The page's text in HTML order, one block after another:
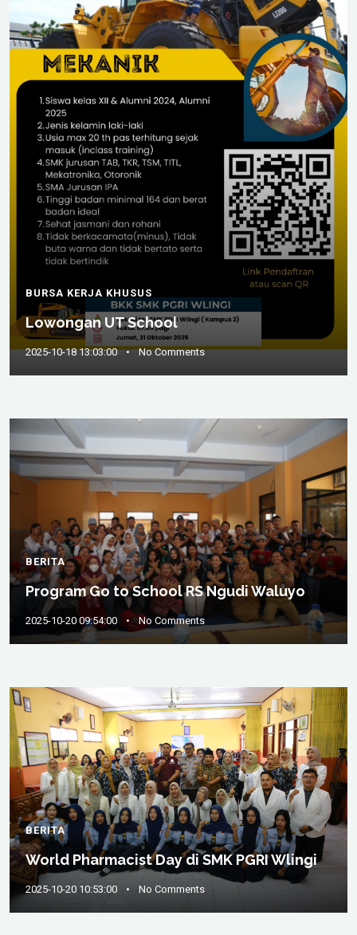
BURSA KERJA KHUSUS
Lowongan UT School
2025-10-18 13:03:00 • No Comments
BERITA
Program Go to School RS Ngudi Waluyo
2025-10-20 09:54:00 • No Comments
BERITA
World Pharmacist Day di SMK PGRI Wlingi
2025-10-20 10:53:00 • No Comments